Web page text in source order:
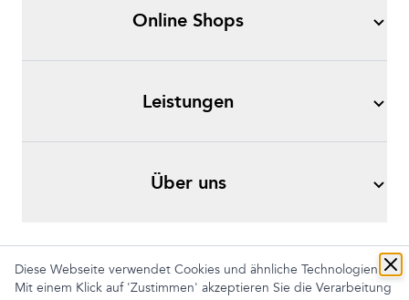
Diese Webseite verwendet Cookies und ähnliche Technologien.
Mit einem Klick auf 'Zustimmen' akzeptieren Sie die Verarbeitung
Online Shops
Leistungen
Über uns
Impressum AGB Datenschutz